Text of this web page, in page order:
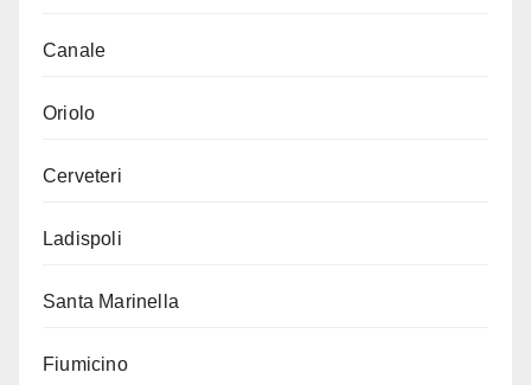
Canale
Oriolo
Cerveteri
Ladispoli
Santa Marinella
Fiumicino